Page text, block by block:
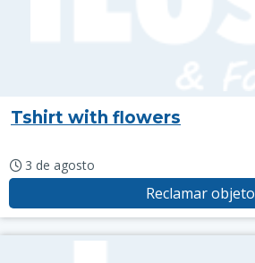
Tshirt with flowers
3 de agosto
Reclamar objeto